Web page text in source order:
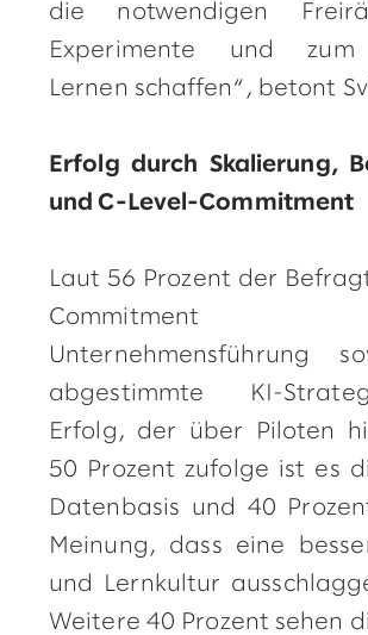
die notwendigen
Experimente und zum
Lernen schaffen“, betont
Erfolg durch Skalierung,
und C-Level-Commitment
Laut 56 Prozent der
Unternehmensführung
abgestimmte KI-
Erfolg, der über Piloten
50 Prozent zufolge ist es
Datenbasis und 40
Meinung, dass eine
und Lernkultur
Weitere 40 Prozent sehen